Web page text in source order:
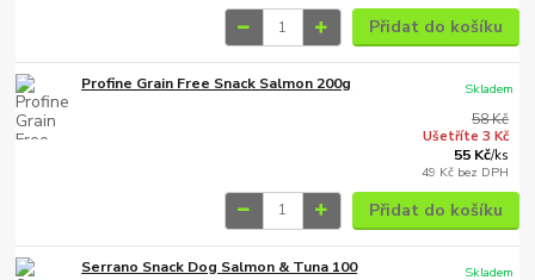
Přidat do košíku
Profine Grain Free Snack Salmon 200g
58 Kč
Ušetříte 3 Kč
55 Kč/ks
49 Kč bez DPH
Skladem
Přidat do košíku
Serrano Snack Dog Salmon & Tuna 100
Skladem